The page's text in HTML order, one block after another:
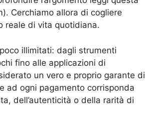
Cerchiamo allora di cogliere
reale di vita quotidiana.
illimitati: dagli strumenti
fino alle applicazioni di
un vero e proprio garante di
ad ogni pagamento corrisponda
dell’autenticità o della rarità di